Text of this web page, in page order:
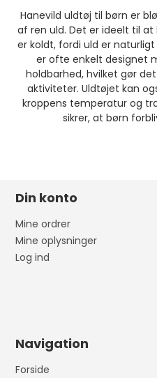
Hanevild uldtøj til børn er
af ren uld. Det er ideelt til
er koldt, fordi uld er
er ofte enkelt designet
holdbarhed, hvilket gør
aktiviteter. Uldtøjet kan
kroppens temperatur og
sikrer, at børn
Din konto
Mine ordrer
Mine oplysninger
Log ind
Navigation
Forside